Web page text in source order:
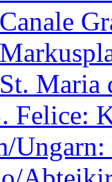
Maria
Felice: